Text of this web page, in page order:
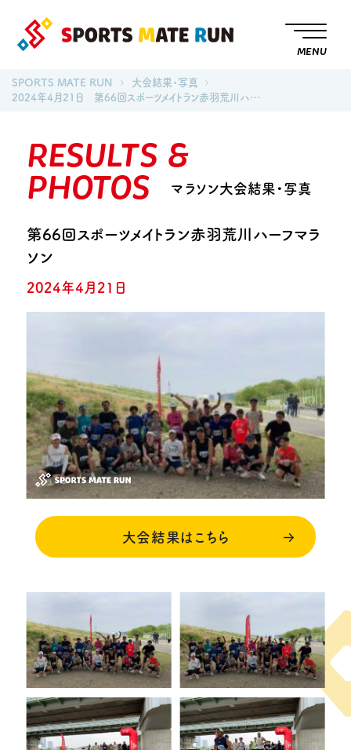
SPORTS MATE RUN
大会結果・写真
2024年4月21日 第66回スポーツメイトラン赤羽荒川ハ…
MENU
RESULTS &
PHOTOS マラソン大会結果・写真
2024年4月21日
第66回スポーツメイトラン赤羽荒川ハーフマラ
ソン
大会結果はこちら